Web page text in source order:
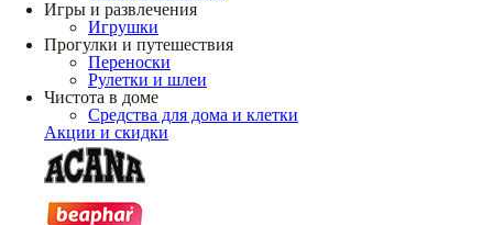
Игры и развлечения
Игрушки
Прогулки и путешествия
Переноски
Рулетки и шлеи
Чистота в доме
Средства для дома и клетки
Акции и скидки